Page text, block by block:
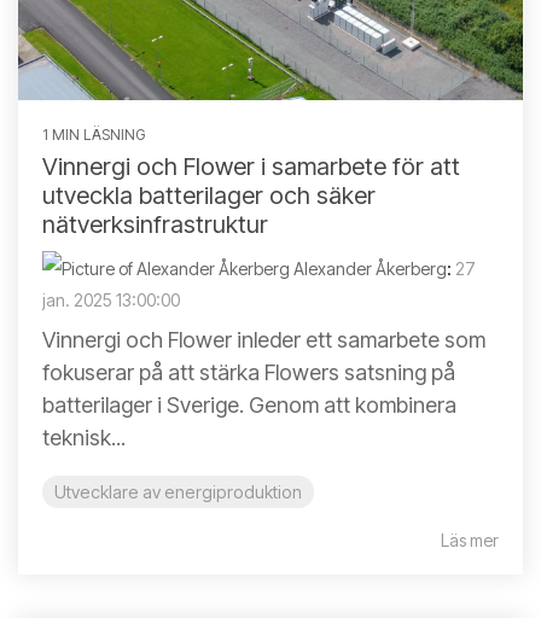
1 MIN LÄSNING
Vinnergi och Flower i samarbete för att
utveckla batterilager och säker
nätverksinfrastruktur
Alexander Åkerberg: 27
jan. 2025 13:00:00
Vinnergi och Flower inleder ett samarbete som
fokuserar på att stärka Flowers satsning på
batterilager i Sverige. Genom att kombinera
teknisk...
Utvecklare av energiproduktion
Läs mer